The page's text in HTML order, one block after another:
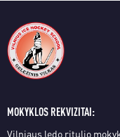
MOKYKLOS REKVIZITAI:
Vilniaus ledo ritulio